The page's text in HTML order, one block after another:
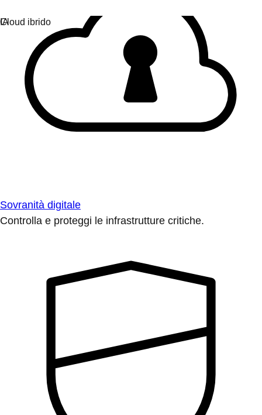
Sovranità digitale
Controlla e proteggi le infrastrutture critiche.